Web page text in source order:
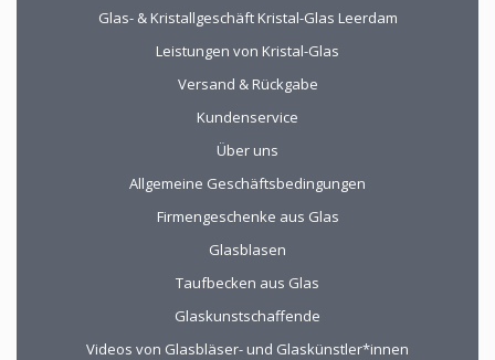
Glas- & Kristallgeschäft Kristal-Glas Leerdam
Leistungen von Kristal-Glas
Versand & Rückgabe
Kundenservice
Über uns
Allgemeine Geschäftsbedingungen
Firmengeschenke aus Glas
Glasblasen
Taufbecken aus Glas
Glaskunstschaffende
Videos von Glasbläser- und Glaskünstler*innen